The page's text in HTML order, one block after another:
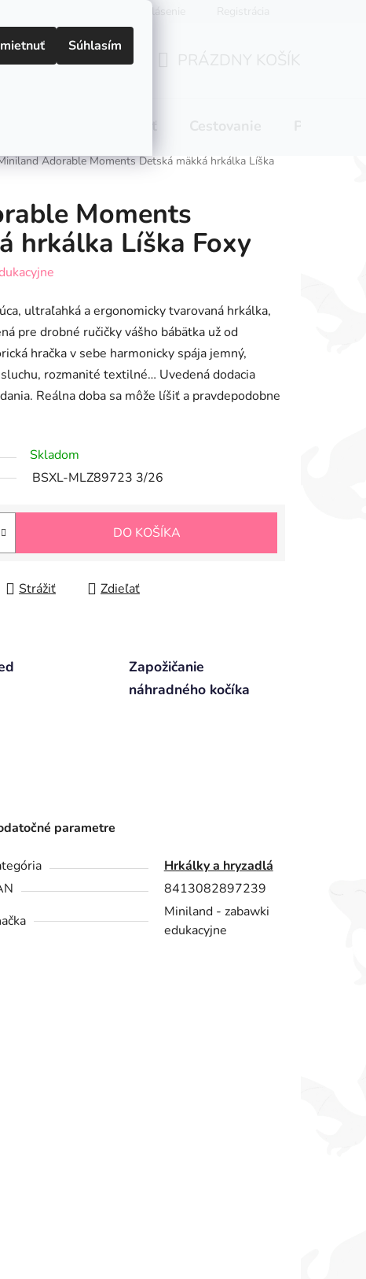
Súhlasím
Prihlásenie
Adorable Moments Detská mäkká hrkálka Líška
Moments
hrkálka Líška Foxy
ultraľahká a ergonomicky tvarovaná hrkálka,
pre drobné ručičky vášho bábätka už od
hračka v sebe harmonicky spája jemný,
rozmanité textilné… Uvedená dodacia
Reálna doba sa môže líšiť a pravdepodobne
Skladom
BSXL-MLZ89723 3/26
DO KOŠÍKA
Strážiť Zdieľať
Zapožičanie
náhradného kočíka
parametre
Hrkálky a hryzadlá
8413082897239
Miniland - zabawki
edukacyjne